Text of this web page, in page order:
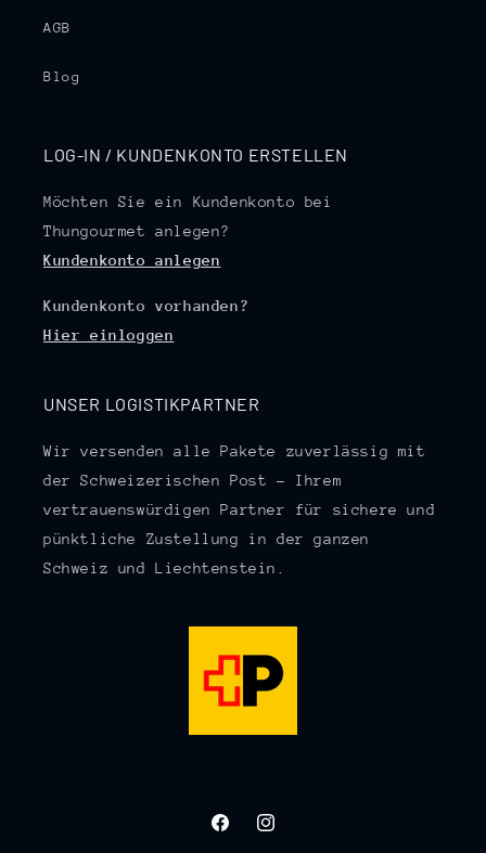
AGB
Blog
LOG-IN / KUNDENKONTO ERSTELLEN
Möchten Sie ein Kundenkonto bei
Thungourmet anlegen?
Kundenkonto anlegen
Kundenkonto vorhanden?
Hier einloggen
UNSER LOGISTIKPARTNER
Wir versenden alle Pakete zuverlässig mit
der Schweizerischen Post – Ihrem
vertrauenswürdigen Partner für sichere und
pünktliche Zustellung in der ganzen
Schweiz und Liechtenstein.
FacebookInstagram